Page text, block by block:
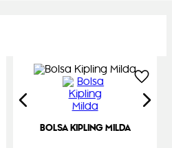
BOLSA KIPLING MILDA